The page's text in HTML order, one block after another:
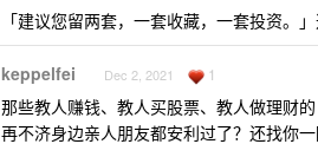
「建议您留两套，一套收藏，一套投资。
keppelfei Dec 2, 2021 1
那些教人赚钱、教人买股票、教人做理财
再不济身边亲人朋友都安利过了？还找你一